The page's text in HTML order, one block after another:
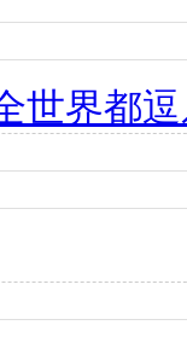
世界都